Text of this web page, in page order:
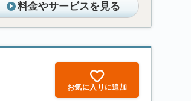
料金やサービスを見る
お気に入りに追加